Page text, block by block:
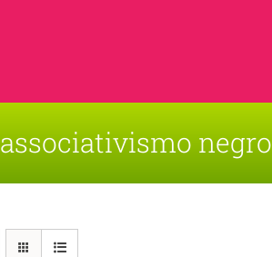
associativismo negro